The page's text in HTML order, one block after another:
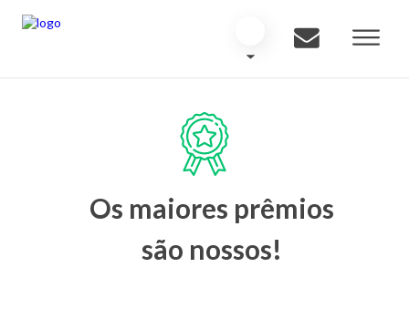
Os maiores prêmios
são nossos!